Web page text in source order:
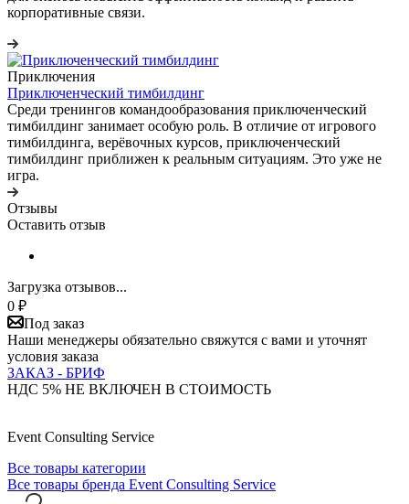
корпоративные связи.
Приключения
Приключенческий тимбилдинг
Среди тренингов командообразования приключенческий
тимбилдинг занимает особую роль. В отличие от игрового
тимбилдинга, верёвочных курсов, приключенческий
тимбилдинг приближен к реальным ситуациям. Это уже не
игра.
Отзывы
Оставить отзыв
Загрузка отзывов...
0 ₽
Под заказ
Наши менеджеры обязательно свяжутся с вами и уточнят
условия заказа
ЗАКАЗ - БРИФ
НДС 5% НЕ ВКЛЮЧЕН В СТОИМОСТЬ
Event Consulting Service
Все товары категории
Все товары бренда Event Consulting Service